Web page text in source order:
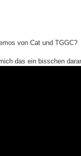
von Cat und TGGC?
das ein bisschen